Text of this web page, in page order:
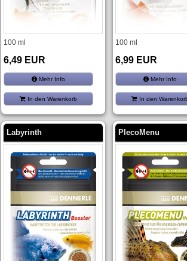
100 ml
6,49 EUR
Mehr Info
In den Warenkorb
100 ml
6,99 EUR
Mehr Info
In den
Labyrinth PlecoMenu